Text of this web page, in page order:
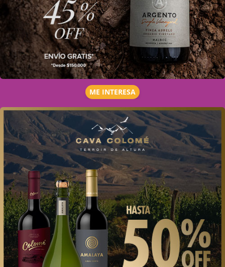
ME INTERESA